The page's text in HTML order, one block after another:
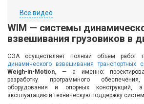
Все видео
WIM — системы
взвешивания грузовиков в
СЭА осуществляет полный объем работ
динамического взвешивания транспортных
Weigh-in-Motion, — а именно:
разработку программного
оборудования и опорных
эксплуатацию и техническую поддержку